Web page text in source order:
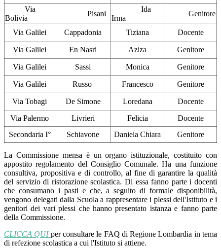
Via
Bolivia
Pisani
Ida
Irma
Genitore
Via Galilei Cappadonia Tiziana Docente
Via Galilei En Nasri Aziza Genitore
Via Galilei Sassi Monica Genitore
Via Galilei Russo Francesco Genitore
Via Tobagi De Simone Loredana
Docente
Via Palermo
Livrieri Felicia
Docente
Secondaria I°
Schiavone Daniela Chiara Genitore
La Commissione mensa è un organo istituzionale, costituito con
appostito regolamento del Consiglio Comunale. Ha una funzione
consultiva, propositiva e di controllo, al fine di garantire la qualità
del servizio di ristorazione scolastica. Di essa fanno parte i docenti
che consumano i pasti e che, a seguito di formale disponibilità,
vengono delegati dalla Scuola a rappresentare i plessi dell'Istituto e i
genitori dei vari plessi che hanno presentato istanza e fanno parte
della Commissione.
CLICCA QUI per consultare le FAQ di Regione Lombardia in tema
di refezione scolastica a cui l'Istituto si attiene.